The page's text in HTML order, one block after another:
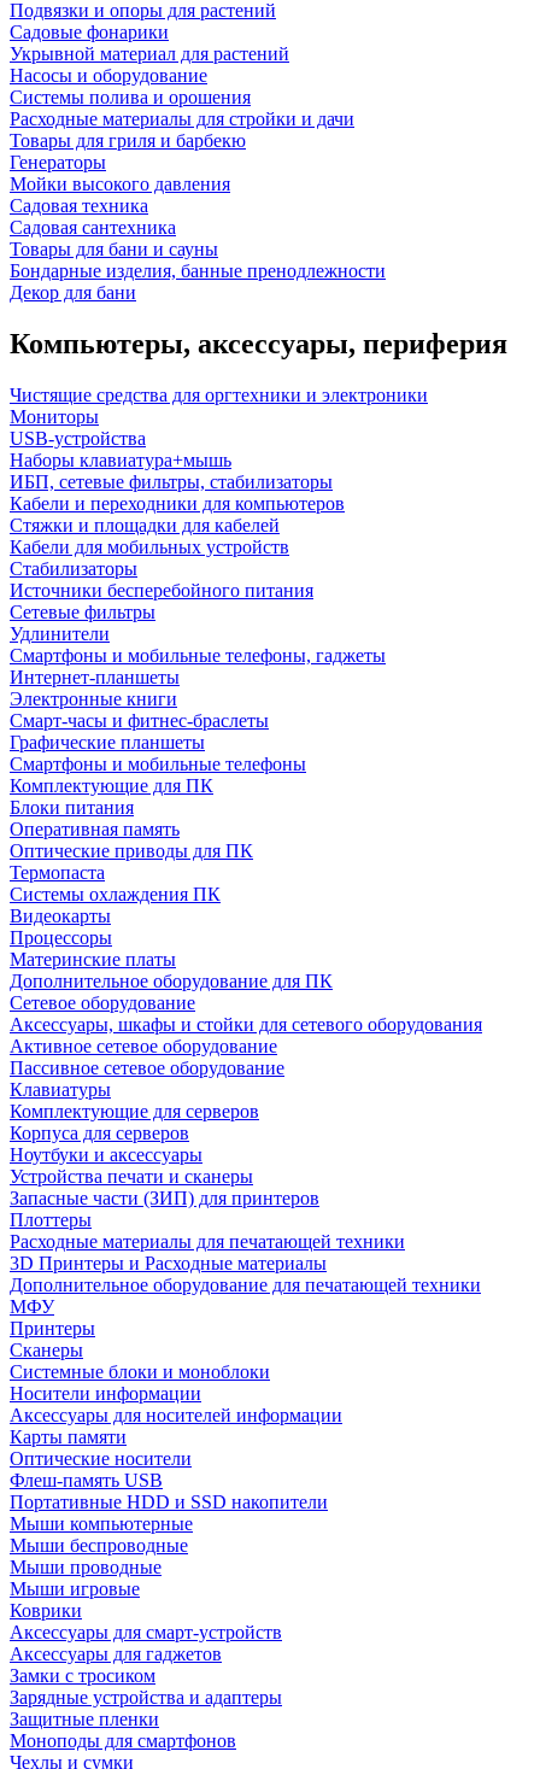
Подвязки и опоры для растений
Садовые фонарики
Укрывной материал для растений
Насосы и оборудование
Системы полива и орошения
Расходные материалы для стройки и дачи
Товары для гриля и барбекю
Генераторы
Мойки высокого давления
Садовая техника
Садовая сантехника
Товары для бани и сауны
Бондарные изделия, банные пренодлежности
Декор для бани
Компьютеры, аксессуары, периферия
Чистящие средства для оргтехники и электроники
Мониторы
USB-устройства
Наборы клавиатура+мышь
ИБП, сетевые фильтры, стабилизаторы
Кабели и переходники для компьютеров
Стяжки и площадки для кабелей
Кабели для мобильных устройств
Стабилизаторы
Источники бесперебойного питания
Сетевые фильтры
Удлинители
Смартфоны и мобильные телефоны, гаджеты
Интернет-планшеты
Электронные книги
Смарт-часы и фитнес-браслеты
Графические планшеты
Смартфоны и мобильные телефоны
Комплектующие для ПК
Блоки питания
Оперативная память
Оптические приводы для ПК
Термопаста
Системы охлаждения ПК
Видеокарты
Процессоры
Материнские платы
Дополнительное оборудование для ПК
Сетевое оборудование
Аксессуары, шкафы и стойки для сетевого оборудования
Активное сетевое оборудование
Пассивное сетевое оборудование
Клавиатуры
Комплектующие для серверов
Корпуса для серверов
Ноутбуки и аксессуары
Устройства печати и сканеры
Запасные части (ЗИП) для принтеров
Плоттеры
Расходные материалы для печатающей техники
3D Принтеры и Расходные материалы
Дополнительное оборудование для печатающей техники
МФУ
Принтеры
Сканеры
Системные блоки и моноблоки
Носители информации
Аксессуары для носителей информации
Карты памяти
Оптические носители
Флеш-память USB
Портативные HDD и SSD накопители
Мыши компьютерные
Мыши беспроводные
Мыши проводные
Мыши игровые
Коврики
Аксессуары для смарт-устройств
Аксессуары для гаджетов
Замки с тросиком
Зарядные устройства и адаптеры
Защитные пленки
Моноподы для смартфонов
Чехлы и сумки